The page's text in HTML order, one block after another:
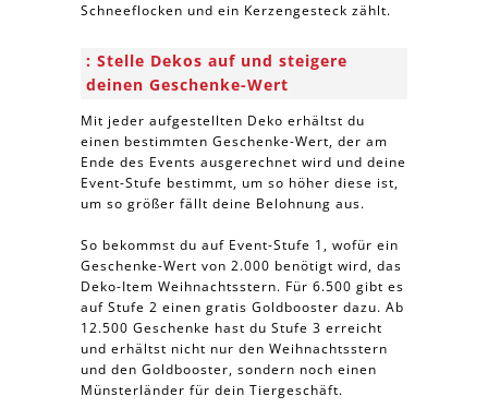
Schneeflocken und ein Kerzengesteck zählt.
Stelle Dekos auf und steigere
deinen Geschenke-Wert
Mit jeder aufgestellten Deko erhältst du
einen bestimmten Geschenke-Wert, der am
Ende des Events ausgerechnet wird und deine
Event-Stufe bestimmt, um so höher diese ist,
um so größer fällt deine Belohnung aus.
So bekommst du auf Event-Stufe 1, wofür ein
Geschenke-Wert von 2.000 benötigt wird, das
Deko-Item Weihnachtsstern. Für 6.500 gibt es
auf Stufe 2 einen gratis Goldbooster dazu. Ab
12.500 Geschenke hast du Stufe 3 erreicht
und erhältst nicht nur den Weihnachtsstern
und den Goldbooster, sondern noch einen
Münsterländer für dein Tiergeschäft.